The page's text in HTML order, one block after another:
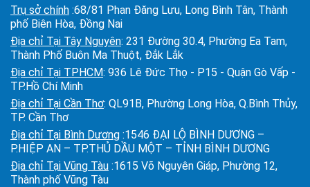
Trụ sở chính :68/81 Phan Đăng Lưu, Long Bình Tân, Thành
phố Biên Hòa, Đồng Nai
Địa chỉ Tại Tây Nguyên: 231 Đường 30.4, Phường Ea Tam,
Thành Phố Buôn Ma Thuột, Đắk Lắk
Địa chỉ Tại TPHCM: 936 Lê Đức Thọ - P15 - Quận Gò Vấp -
TP.Hồ Chí Minh
Địa chỉ Tại Cần Thơ: QL91B, Phường Long Hòa, Q.Bình Thủy,
TP. Cần Thơ
Địa chỉ Tại Bình Dương :1546 ĐẠI LỘ BÌNH DƯƠNG –
P.HIỆP AN – TP.THỦ DẦU MỘT – TỈNH BÌNH DƯƠNG
Địa chỉ Tại Vũng Tàu :1615 Võ Nguyên Giáp, Phường 12,
Thành phố Vũng Tàu